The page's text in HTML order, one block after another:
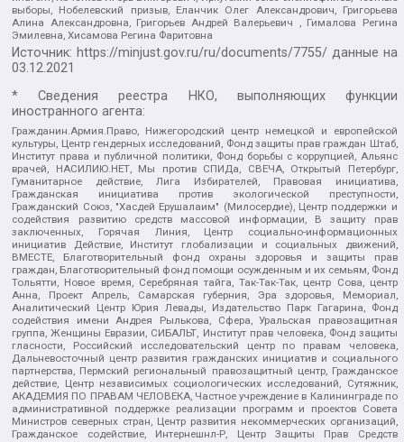
выборы, Нобелевский призыв, Еланчик Олег Александрович, Григорьева
Алина Александровна, Григорьев Андрей Валерьевич , Гималова Регина
Эмилевна, Хисамова Регина Фаритовна
Источник: https://minjust.gov.ru/ru/documents/7755/ данные на
03.12.2021
* Сведения реестра НКО, выполняющих функции
иностранного агента:
Гражданин.Армия.Право, Нижегородский центр немецкой и европейской
культуры, Центр гендерных исследований, Фонд защиты прав граждан Штаб,
Институт права и публичной политики, Фонд борьбы с коррупцией, Альянс
врачей, НАСИЛИЮ.НЕТ, Мы против СПИДа, СВЕЧА, Открытый Петербург,
Гуманитарное действие, Лига Избирателей, Правовая инициатива,
Гражданская инициатива против экологической преступности,
Гражданский Союз, "Хасдей Ерушалаим" (Милосердие), Центр поддержки и
содействия развитию средств массовой информации, В защиту прав
заключенных, Горячая Линия, Центр социально-информационных
инициатив Действие, Институт глобализации и социальных движений,
ВМЕСТЕ, Благотворительный фонд охраны здоровья и защиты прав
граждан, Благотворительный фонд помощи осужденным и их семьям, Фонд
Тольятти, Новое время, Серебряная тайга, Так-Так-Так, центр Сова, центр
Анна, Проект Апрель, Самарская губерния, Эра здоровья, Мемориал,
Аналитический Центр Юрия Левады, Издательство Парк Гагарина, Фонд
содействия имени Андрея Рылькова, Сфера, Уральская правозащитная
группа, Женщины Евразии, СИБАЛЬТ, Институт прав человека, Фонд защиты
гласности, Российский исследовательский центр по правам человека,
Дальневосточный центр развития гражданских инициатив и социального
партнерства, Пермский региональный правозащитный центр, Гражданское
действие, Центр независимых социологических исследований, Сутяжник,
АКАДЕМИЯ ПО ПРАВАМ ЧЕЛОВЕКА, Частное учреждение в Калининграде по
административной поддержке реализации программ и проектов Совета
Министров северных стран, Центр развития некоммерческих организаций,
Гражданское содействие, Интернешнл-Р, Центр Защиты Прав Средств